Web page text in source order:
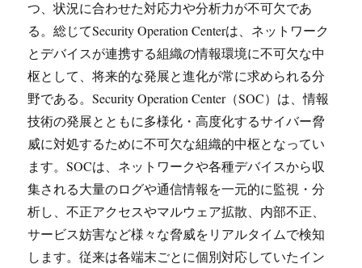
つ、状況に合わせた対応力や分析力が不可欠であ
る。総じてSecurity Operation Centerは、ネットワーク
とデバイスが連携する組織の情報環境に不可欠な中
枢として、将来的な発展と進化が常に求められる分
野である。Security Operation Center（SOC）は、情報
技術の発展とともに多様化・高度化するサイバー脅
威に対処するために不可欠な組織的中枢となってい
ます。SOCは、ネットワークや各種デバイスから収
集される大量のログや通信情報を一元的に監視・分
析し、不正アクセスやマルウェア拡散、内部不正、
サービス妨害など様々な脅威をリアルタイムで検知
します。従来は各端末ごとに個別対応していたイン